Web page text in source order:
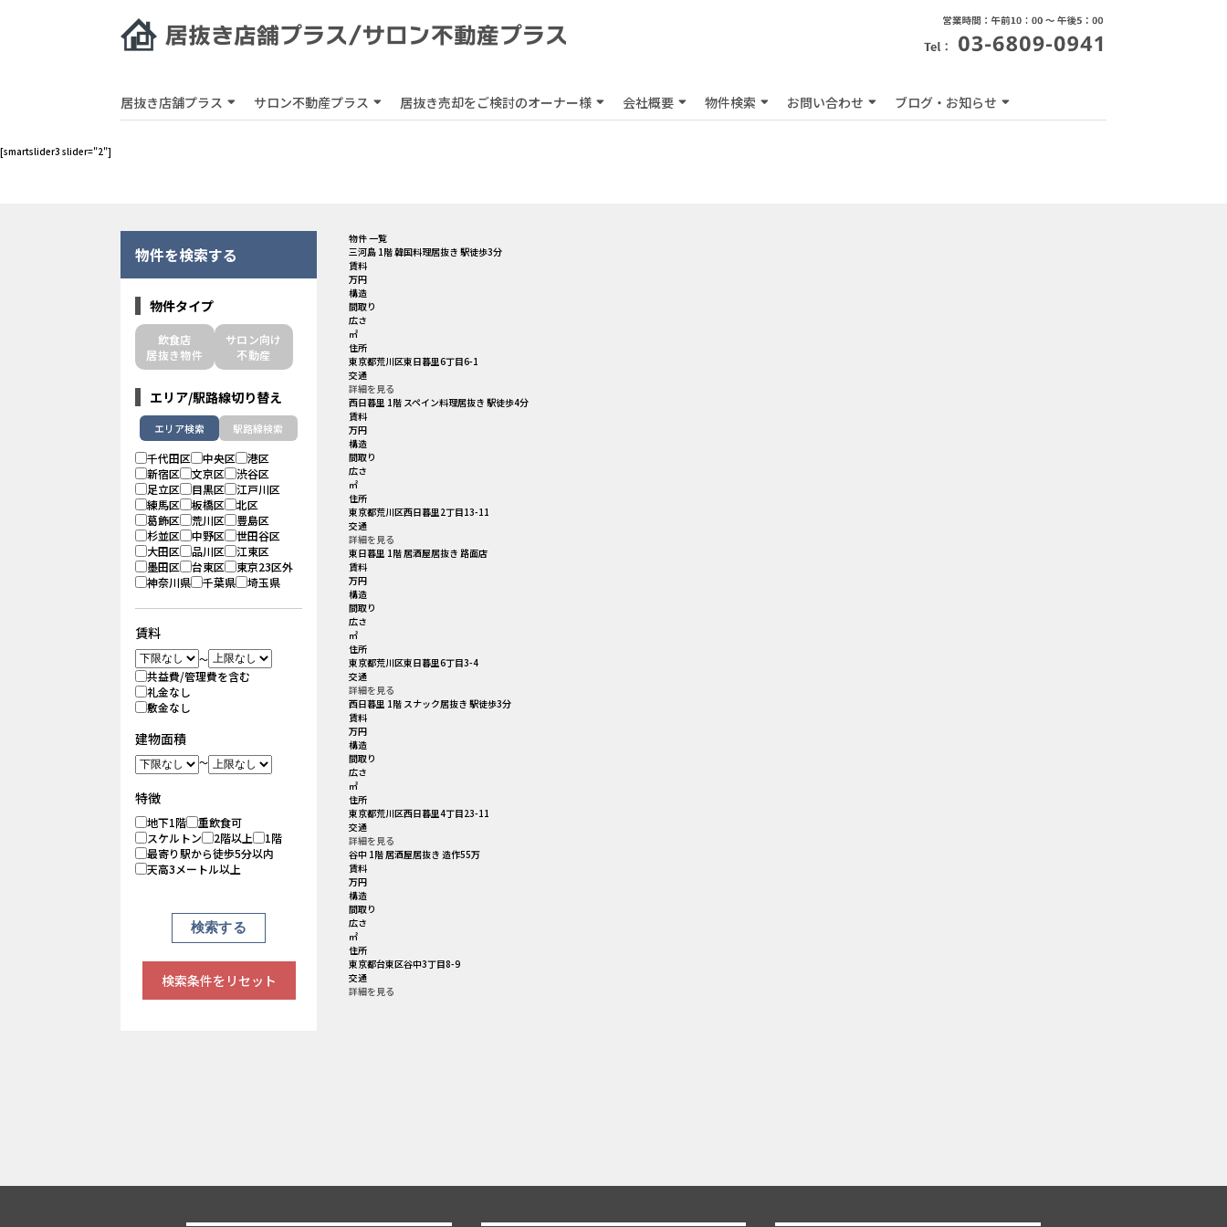
居抜き店舗プラス サロン不動産プラス 居抜き売却をご検討のオーナー様 会社概要 物件検索 お問い合わせ ブログ・お知らせ
[smartslider3 slider="2"]
物件を検索する
物件タイプ
飲食店
居抜き物件
サロン向け
不動産
エリア/駅路線切り替え
エリア検索 駅路線検索
千代田区 中央区
港区
新宿区
文京区
渋谷区
足立区
目黒区
江戸川区
練馬区
板橋区
北区
葛飾区
荒川区
豊島区
杉並区
中野区
世田谷区
大田区
品川区
江東区
墨田区
台東区
東京23区外
神奈川県
千葉県 埼玉県
賃料
～
共益費/管理費を含む
礼金なし
敷金なし
建物面積
～
特徴
地下1階
重飲食可
スケルトン
2階以上
1階
最寄り駅から徒歩5分以内
天高3メートル以上
検索条件をリセット
物件 一覧
三河島 1階 韓国料理居抜き 駅徒歩3分
賃料
万円
構造
間取り
広さ
㎡
住所
東京都荒川区東日暮里6丁目6-1
交通
詳細を見る
西日暮里 1階 スペイン料理居抜き 駅徒歩4分
賃料
万円
構造
間取り
広さ
㎡
住所
東京都荒川区西日暮里2丁目13-11
交通
詳細を見る
東日暮里 1階 居酒屋居抜き 路面店
賃料
万円
構造
間取り
広さ
㎡
住所
東京都荒川区東日暮里6丁目3-4
交通
詳細を見る
西日暮里 1階 スナック居抜き 駅徒歩3分
賃料
万円
構造
間取り
広さ
㎡
住所
東京都荒川区西日暮里4丁目23-11
交通
詳細を見る
谷中 1階 居酒屋居抜き 造作55万
賃料
万円
構造
間取り
広さ
㎡
住所
東京都台東区谷中3丁目8-9
交通
詳細を見る